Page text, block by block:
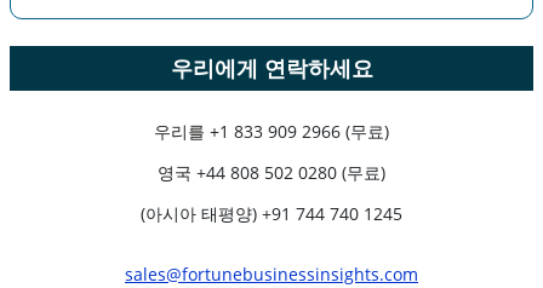
우리에게 연락하세요
우리를 +1 833 909 2966 (무료)
영국 +44 808 502 0280 (무료)
(아시아 태평양) +91 744 740 1245
sales@fortunebusinessinsights.com